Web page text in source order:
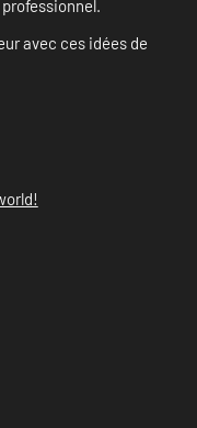
avec ces idées de